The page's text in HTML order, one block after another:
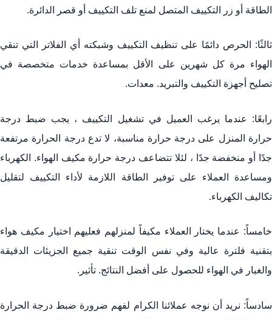
الطاقة أو زر التكييف المتصل لمنع تلف التكييف أو قصر الدائرة.
ثالثًا: الحرص دائمًا على تنظيف التكييف وشبكته أي الفلاتر التي تنقي
الهواء مرة كل شهرين على الأقل بمساعدة خدمات متخصصة في
تصليح أجهزة التكييف والتبريد. معدات.
رابعًا: عندما يرغب العميل في تشغيل التكييف ، يجب ضبط درجة
حرارة المنزل على درجة حرارة مناسبة، لا تدع درجة الحرارة مرتفعة
جدًا أو منخفضة جدًا ، لئلا تتضاعف درجة حرارة مكيف الهواء. الكهرباء
ومساعدة العملاء على توفير الطاقة اللازمة لأداء التكييف لتقليل
تكاليف الكهرباء.
خامساً: عندما يختار العملاء مكيفاً لمنزلهم فعليهم اختيار مكيف هواء
بتقنية فلترة عالية وفي نفس الوقت تنقية جميع الجزيئات الدقيقة
والغبار في الهواء للحصول على أفضل النتائج. تأثير.
سادساً: نريد أن نوجه عملائنا الكرام لفهم ضرورة ضبط درجة الحرارة